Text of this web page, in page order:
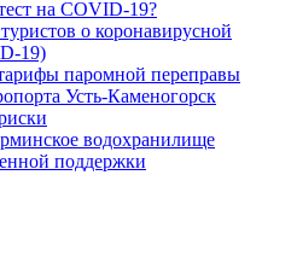
на COVID-19?
о коронавирусной
19)
паромной переправы
Усть-Каменогорск
водохранилище
поддержки